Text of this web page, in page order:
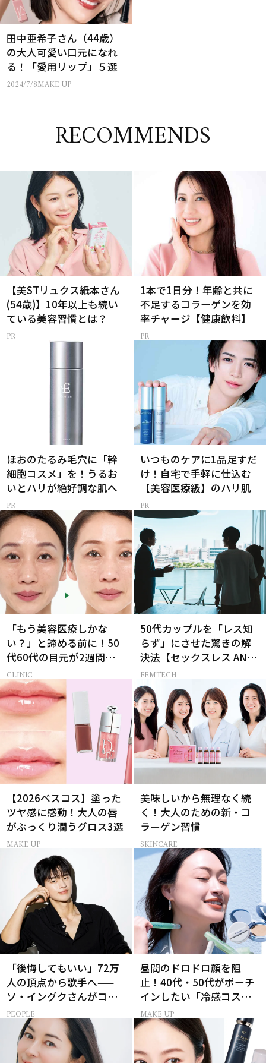
田中亜希子さん（44歳）
の大人可愛い口元になれ
る！「愛用リップ」５選
2024/7/8MAKE UP
RECOMMENDS
【美STリュクス紙本さん
(54歳)】10年以上も続い
ている美容習慣とは？
1本で1日分！年齢と共に
不足するコラーゲンを効
率チャージ【健康飲料】
ほおのたるみ毛穴に「幹
細胞コスメ」を！うるお
いとハリが絶好調な肌へ
いつものケアに1品足すだ
け！自宅で手軽に仕込む
【美容医療級】のハリ肌
「もう美容医療しかな
い？」と諦める前に！50
代60代の目元が2週間で変
化した神レチノール
CLINIC
50代カップルを「レス知
らず」にさせた驚きの解
決法【セックスレス AND
THE CITY -女たちの告
白-】
FEMTECH
【2026ベスコス】塗った
ツヤ感に感動！大人の唇
がぷっくり潤うグロス3選
MAKE UP
美味しいから無理なく続
く！大人のための新・コ
ラーゲン習慣
SKINCARE
「後悔してもいい」72万
人の頂点から歌手へ——
ソ・イングクさんがコツ
コツ頑張れる原動力とは
PEOPLE
昼間のドロドロ顔を阻
止！40代・50代がポーチ
インしたい「冷感コス
メ」5選
MAKE UP